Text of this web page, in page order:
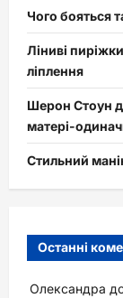
Чого бояться
Ліниві
ліплення
Шерон Стоун
матері-
Стильний
Останні
Олександра